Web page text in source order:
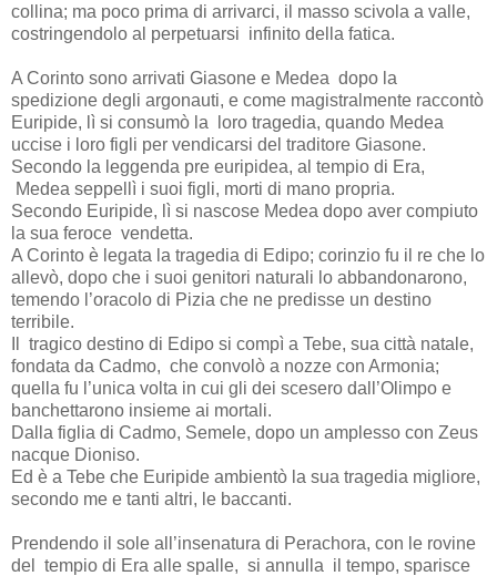
collina; ma poco prima di arrivarci, il masso scivola a valle,
costringendolo al perpetuarsi infinito della fatica.
A Corinto sono arrivati Giasone e Medea dopo la
spedizione degli argonauti, e come magistralmente raccontò
Euripide, lì si consumò la
loro tragedia, quando Medea
uccise i loro figli per vendicarsi del traditore Giasone.
Secondo la leggenda pre euripidea, al tempio di Era,
Medea seppellì i suoi figli, morti di mano propria.
Secondo Euripide, lì si nascose Medea dopo aver compiuto
la sua feroce vendetta.
A Corinto è legata la tragedia di Edipo; corinzio fu il re che lo
allevò, dopo che i suoi genitori naturali lo abbandonarono,
temendo l’oracolo di Pizia che ne predisse un destino
terribile.
tragico destino di Edipo si compì a Tebe, sua città natale,
fondata da Cadmo, che convolò a nozze con Armonia;
quella fu l’unica volta in cui gli dei scesero dall’Olimpo e
banchettarono insieme ai mortali.
Dalla figlia di Cadmo, Semele, dopo un amplesso con Zeus
nacque Dioniso.
Ed è a Tebe che Euripide ambientò la sua tragedia migliore,
secondo me e tanti altri, le baccanti.
Prendendo il sole all’insenatura di Perachora, con le rovine
del
tempio di Era alle spalle, si annulla il tempo, sparisce